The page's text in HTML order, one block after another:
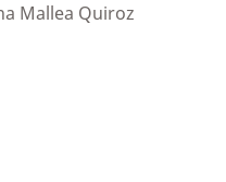
Mallea Quiroz